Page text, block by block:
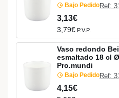
Bajo PedidoRef:
3,13€
3,79€ P.V.P.
Vaso redondo
esmaltado 18 cl
Pro.mundi
Bajo PedidoRef:
4,15€